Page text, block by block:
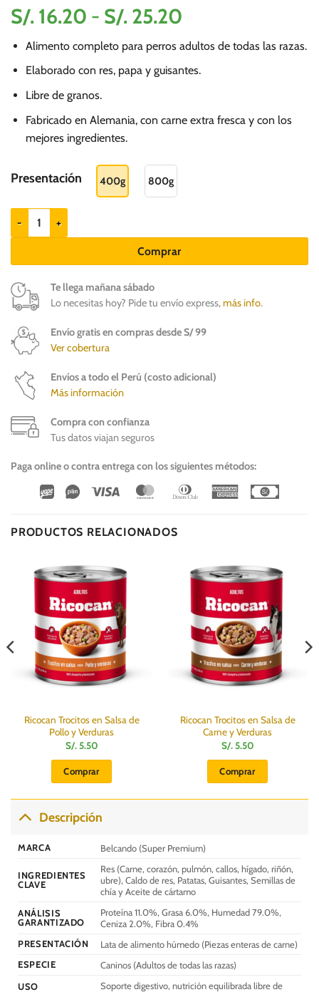
S/. 16.20 - S/. 25.20
de
precios:
desde
16.20
Alimento completo para perros adultos de todas las razas.
Elaborado con res, papa y guisantes.
Libre de granos.
Fabricado en Alemania, con carne extra fresca y con los
mejores ingredientes.
Presentación 400g 800g
Belcando Res con Papa y Guisantes - Adultos todas las razas cantidad
Comprar
Te llega mañana sábado
Lo necesitas hoy? Pide tu envío express,más info.
Envío gratis en compras desde S/ 99
Ver cobertura
Envíos a todo el Perú (costo adicional)
Más información
Compra con confianza
Tus datos viajan seguros
Paga online o contra entrega con los siguientes métodos:
Wirecard
Vipps Visa MasterCardDinners
American
PRODUCTOS RELACIONADOS
Ricocan Trocitos en Salsa de
Pollo y Verduras
S/. 5.50
Comprar
Ricocan Trocitos en Salsa de
Carne y Verduras
S/. 5.50
Comprar
Descripción
MARCA Belcando (Super Premium)
INGREDIENTES
CLAVE
Res (Carne, corazón, pulmón, callos, hígado, riñón,
ubre), Caldo de res, Patatas, Guisantes, Semillas de
chía y Aceite de cártamo
ANÁLISIS
GARANTIZADO
Proteína 11.0%, Grasa 6.0%, Humedad 79.0%,
Ceniza 2.0%, Fibra 0.4%
PRESENTACIÓN
Lata de alimento húmedo (Piezas enteras de carne)
ESPECIE
Caninos (Adultos de todas las razas)
USO
Soporte digestivo, nutrición equilibrada libre de